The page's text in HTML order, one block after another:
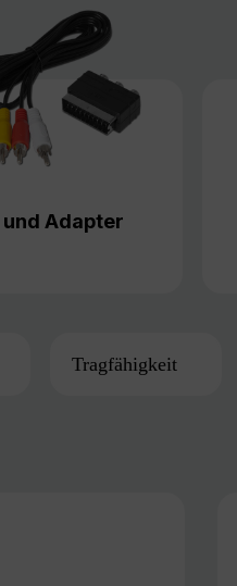
und Adapter
Tragfähigkeit